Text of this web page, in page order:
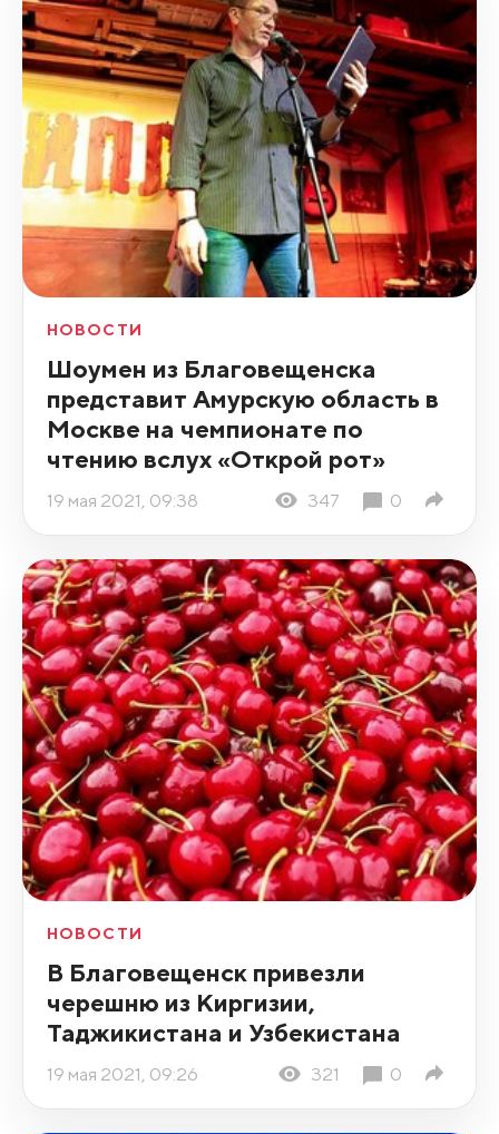
НОВОСТИ
Шоумен из Благовещенска
представит Амурскую область в
Москве на чемпионате по
чтению вслух «Открой рот»
19 мая 2021, 09:38 347 0
НОВОСТИ
В Благовещенск привезли
черешню из Киргизии,
Таджикистана и Узбекистана
19 мая 2021, 09:26 321 0